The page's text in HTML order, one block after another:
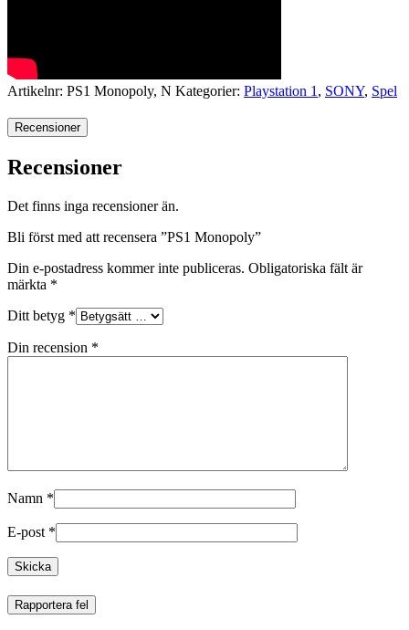
Artikelnr: PS1 Monopoly, N Kategorier: Playstation 1 , SONY, Spel
Recensioner
Recensioner
Det finns inga recensioner än.
Bli först med att recensera ”PS1 Monopoly”
Din e-postadress kommer inte publiceras. Obligatoriska fält är
märkta *
Ditt betyg *
Din recension *
Namn *
E-post *
Rapportera fel